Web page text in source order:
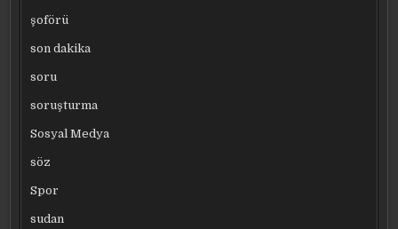
şoförü
son dakika
soru
soruşturma
Sosyal Medya
söz
Spor
sudan